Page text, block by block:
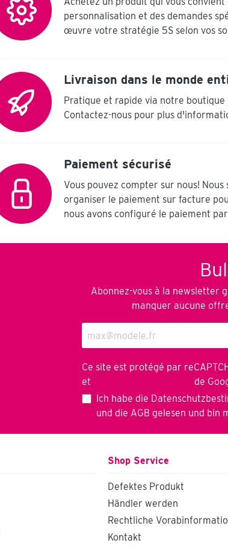
personnalisation et des demandes
œuvre votre stratégie 5S selon vos
Livraison dans le monde
Pratique et rapide via notre
Contactez-nous pour plus
Paiement sécurisé
Vous pouvez compter sur nous!
organiser le paiement sur facture
nous avons configuré le paiement
Abonnez-vous à la newsletter
manquer aucune
Ce site est protégé par
et
de
Ich habe die
und die AGB gelesen und bin
Shop Service
Defektes Produkt
Händler werden
Rechtliche
Kontakt